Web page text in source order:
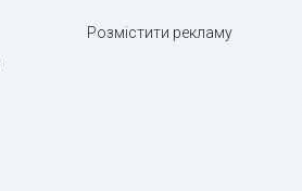
Розмістити рекламу